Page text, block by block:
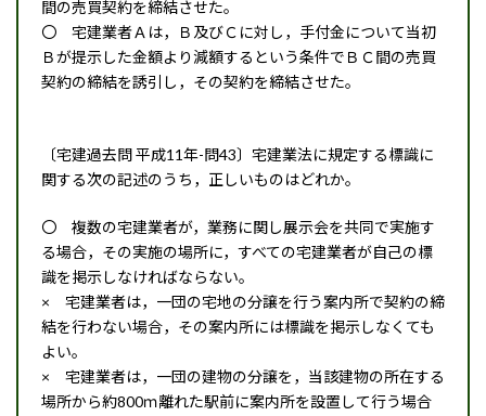
間の売買契約を締結させた。
〇 宅建業者Ａは，Ｂ及びＣに対し，手付金について当初
Ｂが提示した金額より減額するという条件でＢＣ間の売買
契約の締結を誘引し，その契約を締結させた。
〔宅建過去問 平成11年-問43〕宅建業法に規定する標識に
関する次の記述のうち，正しいものはどれか。
〇 複数の宅建業者が，業務に関し展示会を共同で実施す
る場合，その実施の場所に，すべての宅建業者が自己の標
識を掲示しなければならない。
× 宅建業者は，一団の宅地の分譲を行う案内所で契約の締
結を行わない場合，その案内所には標識を掲示しなくても
よい。
× 宅建業者は，一団の建物の分譲を，当該建物の所在する
場所から約800ｍ離れた駅前に案内所を設置して行う場合